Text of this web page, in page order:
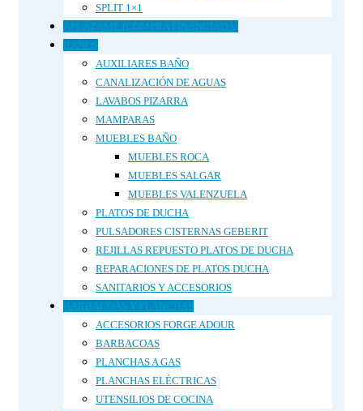
SPLIT 1×1
APLÁZAME (COMPRA FINANCIADA)
BAÑOS
AUXILIARES BAÑO
CANALIZACIÓN DE AGUAS
LAVABOS PIZARRA
MAMPARAS
MUEBLES BAÑO
MUEBLES ROCA
MUEBLES SALGAR
MUEBLES VALENZUELA
PLATOS DE DUCHA
PULSADORES CISTERNAS GEBERIT
REJILLAS REPUESTO PLATOS DE DUCHA
REPARACIONES DE PLATOS DUCHA
SANITARIOS Y ACCESORIOS
BARBACOAS Y PLANCHAS
ACCESORIOS FORGE ADOUR
BARBACOAS
PLANCHAS A GAS
PLANCHAS ELÉCTRICAS
UTENSILIOS DE COCINA